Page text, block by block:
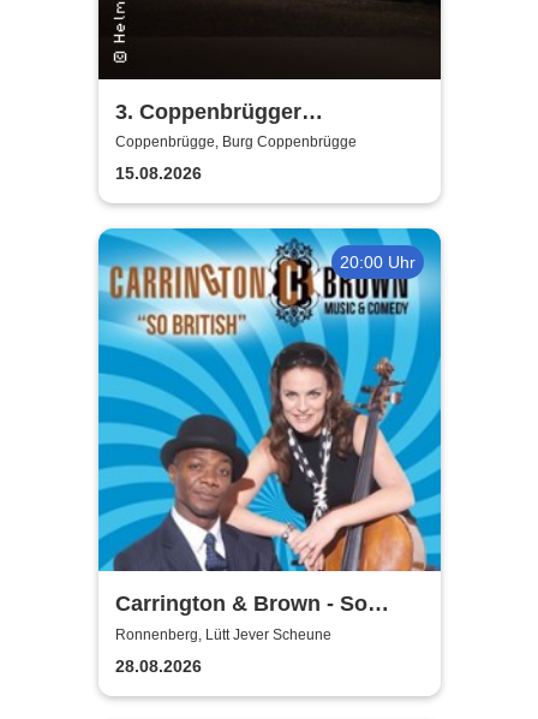
3. Coppenbrügger
Spectaculum - Das Mittelalter
am Ith
Coppenbrügge, Burg Coppenbrügge
15.08.2026
20:00 Uhr
Carrington & Brown - So
Beritsh
Ronnenberg, Lütt Jever Scheune
28.08.2026